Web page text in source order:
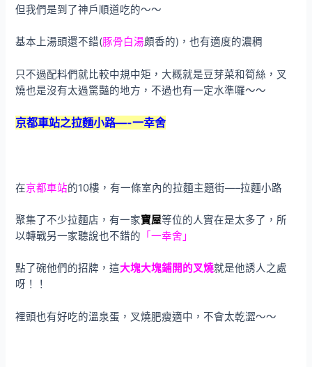
但我們是到了神戶順道吃的～～
基本上湯頭還不錯(豚骨白湯頗香的)，也有適度的濃稠
只不過配料們就比較中規中矩，大概就是豆芽菜和筍絲，叉
燒也是沒有太過驚豔的地方，不過也有一定水準囉～～
京都車站之拉麵小路—-一幸舍
在京都車站的10樓，有一條室內的拉麵主題街—–拉麵小路
聚集了不少拉麵店，有一家寶屋等位的人實在是太多了，所
以轉戰另一家聽說也不錯的 「一幸舍」
點了碗他們的招牌，這大塊大塊鋪開的叉燒就是他誘人之處
呀！！
裡頭也有好吃的溫泉蛋，叉燒肥瘦適中，不會太乾澀～～